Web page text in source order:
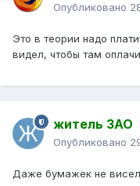
Опубликовано
Это в теории надо
видел, чтобы там
житель ЗАО
Опубликовано
Даже бумажек не